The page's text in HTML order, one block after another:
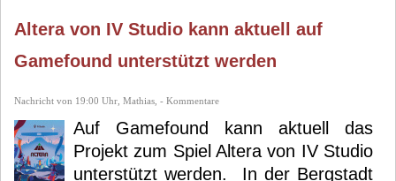
Altera von IV Studio kann aktuell auf
Gamefound unterstützt werden
Nachricht von 19:00 Uhr, Mathias, - Kommentare
Auf Gamefound kann aktuell das
Projekt zum Spiel Altera von IV Studio
unterstützt werden. In der Bergstadt